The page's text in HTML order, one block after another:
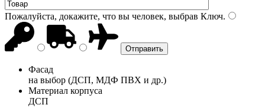
Пожалуйста, докажите, что вы человек, выбрав Ключ.
Фасад
на выбор (ДСП, МДФ ПВХ и др.)
Материал корпуса
ДСП